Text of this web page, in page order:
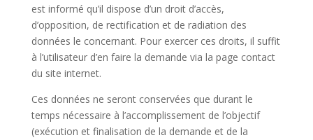
est informé qu’il dispose d’un droit d’accès,
d’opposition, de rectification et de radiation des
données le concernant. Pour exercer ces droits, il suffit
à l’utilisateur d’en faire la demande via la page contact
du site internet.
Ces données ne seront conservées que durant le
temps nécessaire à l’accomplissement de l’objectif
(exécution et finalisation de la demande et de la